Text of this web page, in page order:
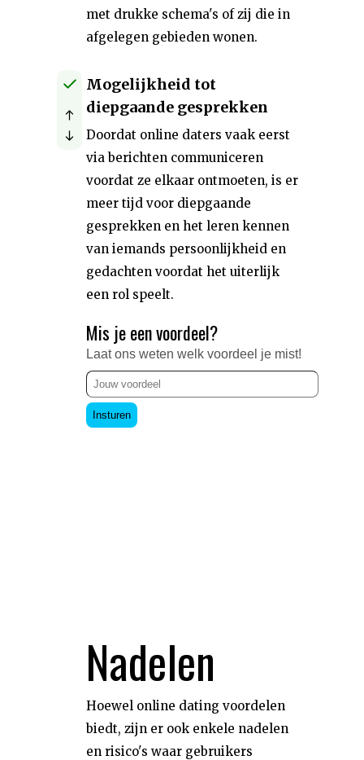
met drukke schema's of zij die in
afgelegen gebieden wonen.
Mogelijkheid tot
diepgaande gesprekken
Doordat online daters vaak eerst
via berichten communiceren
voordat ze elkaar ontmoeten, is er
meer tijd voor diepgaande
gesprekken en het leren kennen
van iemands persoonlijkheid en
gedachten voordat het uiterlijk
een rol speelt.
Mis je een voordeel?
Laat ons weten welk voordeel je mist!
Insturen
Nadelen
Hoewel online dating voordelen
biedt, zijn er ook enkele nadelen
en risico's waar gebruikers